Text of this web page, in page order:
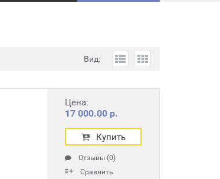
Вид:
Цена:
17 000.00 р.
Купить
Отзывы (0)
Сравнить